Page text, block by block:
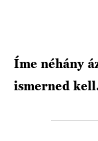
Íme néhány
ismerned